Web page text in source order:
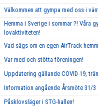
Välkommen att gympa med oss i
Hemma i Sverige i sommar ?! Våra
lovaktiviteten!
Vad sägs om en egen AirTrack
Var med och stötta föreningen!
Uppdatering gällande COVID-19,
Information angående Årsmöte 31/3
Påsklovsläger i STG-hallen!